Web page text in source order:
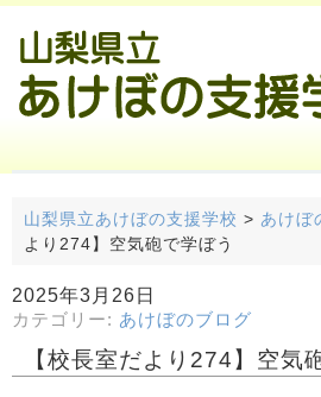
山梨県立あけぼの支援学校 > あけぼ
より274】空気砲で学ぼう
2025年3月26日
カテゴリー: あけぼのブログ
【校長室だより274】空気